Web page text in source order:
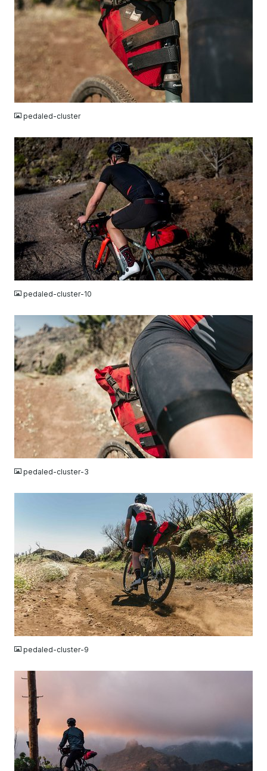
JPG
pedaled-cluster
JPG
pedaled-cluster-10
JPG
pedaled-cluster-3
JPG
pedaled-cluster-9